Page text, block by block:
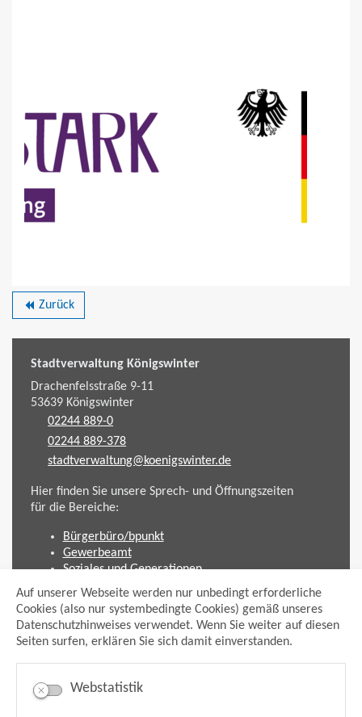
Auf unserer Webseite werden nur unbedingt erforderliche
Cookies (also nur systembedingte Cookies) gemäß unseres
Datenschutzhinweises verwendet. Wenn Sie weiter auf diesen
Seiten surfen, erklären Sie sich damit einverstanden.
Webstatistik
backward Zurück
Stadtverwaltung Königswinter
Drachenfelsstraße 9-11
53639Königswinter
02244 889-0
02244 889-378
stadtverwaltung@koenigswinter.de
Hier finden Sie unsere Sprech- und Öffnungszeiten
für die Bereiche:
Bürgerbüro/bpunkt
Gewerbeamt
Soziales und Generationen
Standesamt
Friedhofsverwaltung
Planen und Bauen (Bauamt)
Impressum
Datenschutzhinweis
Anmelden